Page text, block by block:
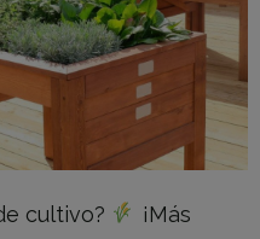
cultivo?
¡Más